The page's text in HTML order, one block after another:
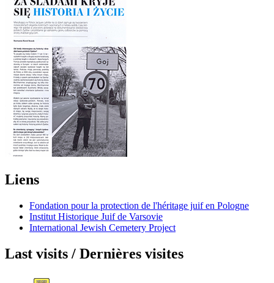
Liens
Fondation pour la protection de l'héritage juif en Pologne
Institut Historique Juif de Varsovie
International Jewish Cemetery Project
Last visits / Dernières visites